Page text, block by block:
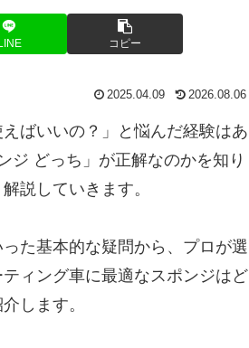
LINE コピー
2025.04.09 2026.08.06
ばいいの？」と悩んだ経験はあ
ジ どっち」が正解なのかを知り
説していきます。
た基本的な疑問から、プロが選
ィング車に最適なスポンジはど
します。